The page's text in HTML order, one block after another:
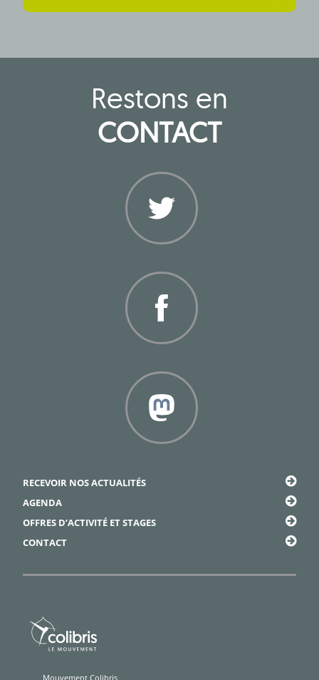
Restons en
CONTACT
Mouvement Colibris
RECEVOIR NOS ACTUALITÉS
AGENDA
OFFRES D’ACTIVITÉ ET STAGES
CONTACT